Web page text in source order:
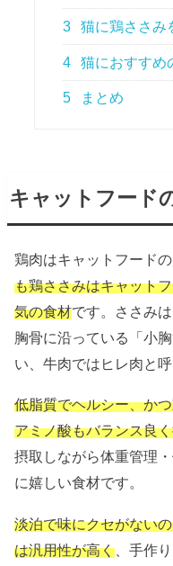
3 猫に鶏ささみ
4 猫におすすめ
5 まとめ
キャットフード
鶏肉はキャットフード
も鶏ささみはキャット
気の食材です。ささみ
胸骨に沿っている「小
い、牛肉ではヒレ肉と
低脂質でヘルシー、か
アミノ酸もバランス良
摂取しながら体重管理
に嬉しい食材です。
淡泊で味にクセがない
は汎用性が高く 、手作